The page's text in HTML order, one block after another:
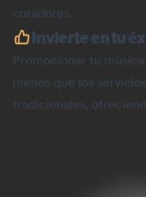
curadores.
Invierte en tu
Promocionar tu
menos que los
tradicionales,